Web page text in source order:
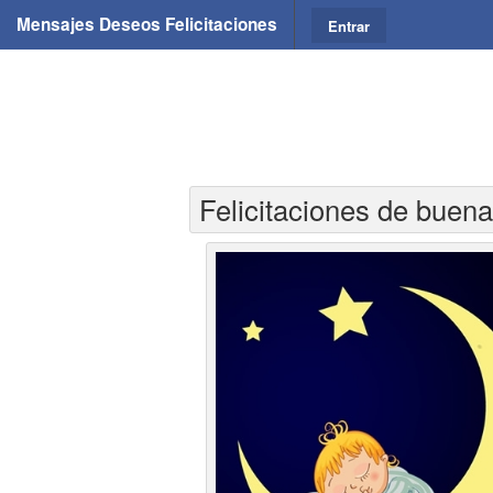
Mensajes Deseos Felicitaciones Entrar
Felicitaciones de